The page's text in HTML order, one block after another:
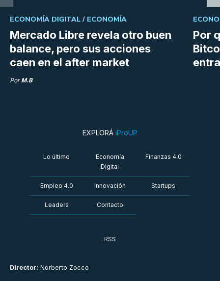
Mercado Libre revela otro buen
balance, pero sus acciones
caen en el after market
ECONOMÍA DIGITAL / ECONOMÍA
Por M.B
Por
Director: Norberto Zocco
EXPLORÁ iProUP
Lo último
Economía
Digital
Finanzas 4.0
Empleo 4.0 Innovación Startups
Leaders Contacto
RSS